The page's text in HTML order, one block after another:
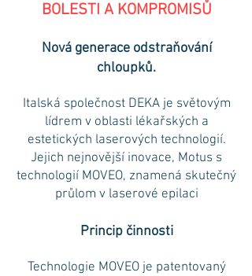
BOLESTI A KOMPROMISŮ
Nová generace odstraňování
chloupků.
Italská společnost DEKA je světovým
lídrem v oblasti lékařských a
estetických laserových technologií.
Jejich nejnovější inovace, Motus s
technologií MOVEO, znamená skutečný
průlom v laserové epilaci
Princip činnosti
Technologie MOVEO je patentovaný